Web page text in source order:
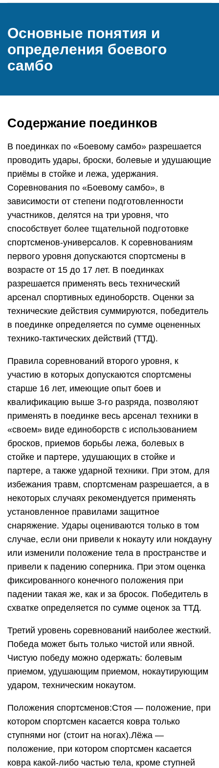
Основные понятия и
определения боевого
самбо
Содержание поединков
В поединках по «Боевому самбо» разрешается
проводить удары, броски, болевые и удушающие
приёмы в стойке и лежа, удержания.
Соревнования по «Боевому самбо», в
зависимости от степени подготовленности
участников, делятся на три уровня, что
способствует более тщательной подготовке
спортсменов-универсалов. К соревнованиям
первого уровня допускаются спортсмены в
возрасте от 15 до 17 лет. В поединках
разрешается применять весь технический
арсенал спортивных единоборств. Оценки за
технические действия суммируются, победитель
в поединке определяется по сумме оцененных
технико-тактических действий (ТТД).
Правила соревнований второго уровня, к
участию в которых допускаются спортсмены
старше 16 лет, имеющие опыт боев и
квалификацию выше 3-го разряда, позволяют
применять в поединке весь арсенал техники в
«своем» виде единоборств с использованием
бросков, приемов борьбы лежа, болевых в
стойке и партере, удушающих в стойке и
партере, а также ударной техники. При этом, для
избежания травм, спортсменам разрешается, а в
некоторых случаях рекомендуется применять
установленное правилами защитное
снаряжение. Удары оцениваются только в том
случае, если они привели к нокауту или нокдауну
или изменили положение тела в пространстве и
привели к падению соперника. При этом оценка
фиксированного конечного положения при
падении такая же, как и за бросок. Победитель в
схватке определяется по сумме оценок за ТТД.
Третий уровень соревнований наиболее жесткий.
Победа может быть только чистой или явной.
Чистую победу можно одержать: болевым
приемом, удушающим приемом, нокаутирующим
ударом, техническим нокаутом.
Положения спортсменов:Стоя — положение, при
котором спортсмен касается ковра только
ступнями ног (стоит на ногах).Лёжа —
положение, при котором спортсмен касается
ковра какой-либо частью тела, кроме ступней